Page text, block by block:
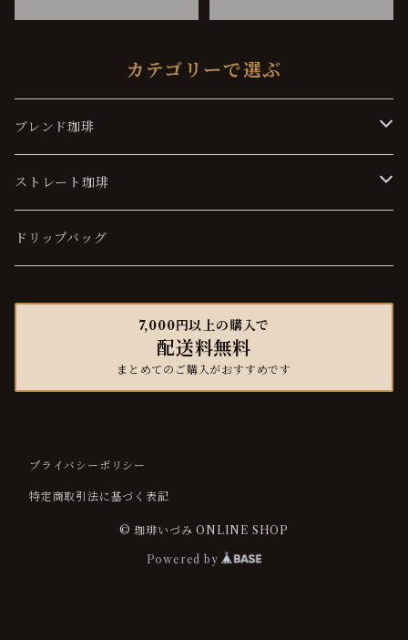
カテゴリーで選ぶ
ブレンド珈琲
ソフト
マイルド
ストレート珈琲
ソフト
ドリップバッグ
7,000円以上の購入で
配送料無料
まとめてのご購入がおすすめです
プライバシーポリシー
特定商取引法に基づく表記
© 珈琲いづみ ONLINE SHOP
Powered by